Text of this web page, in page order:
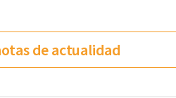
de actualidad